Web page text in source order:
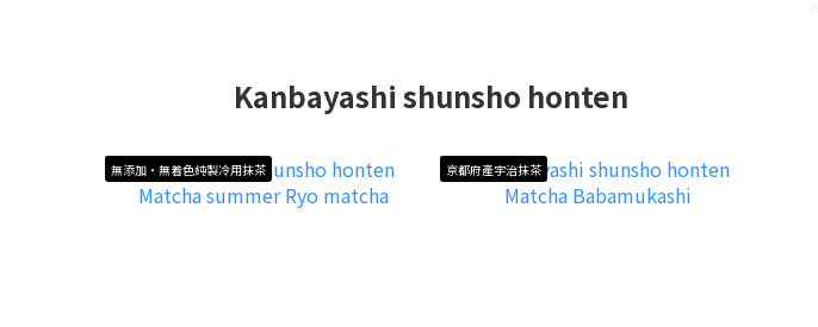
Kanbayashi shunsho honten
無添加・無着色純製冷用抹茶 京都府產宇治抹茶